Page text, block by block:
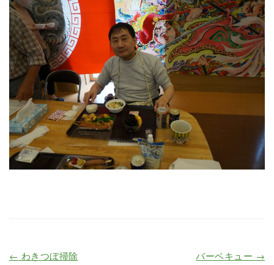
← わきつぼ掃除 バーベキュー →